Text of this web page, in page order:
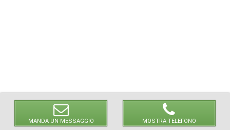
MANDA UN MESSAGGIO MOSTRA TELEFONO